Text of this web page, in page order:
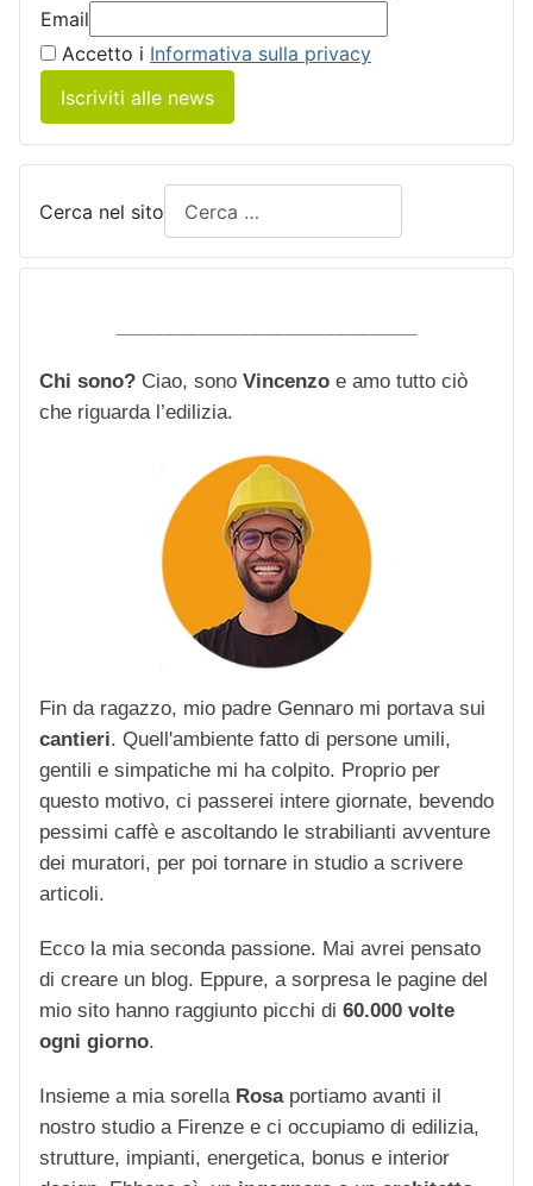
Email
Accetto i Informativa sulla privacy
Iscriviti alle news
Cerca nel sito
Chi sono? Ciao, sono Vincenzo e amo tutto ciò
che riguarda l’edilizia.
Fin da ragazzo, mio padre Gennaro mi portava sui
cantieri. Quell'ambiente fatto di persone umili,
gentili e simpatiche mi ha colpito. Proprio per
questo motivo, ci passerei intere giornate, bevendo
pessimi caffè e ascoltando le strabilianti avventure
dei muratori, per poi tornare in studio a scrivere
articoli.
Ecco la mia seconda passione. Mai avrei pensato
di creare un blog. Eppure, a sorpresa le pagine del
mio sito hanno raggiunto picchi di 60.000 volte
ogni giorno.
Insieme a mia sorella Rosaportiamo avanti il
nostro studio a Firenze e ci occupiamo di edilizia,
strutture, impianti, energetica, bonus e interior